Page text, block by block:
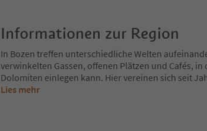
Informationen zur Region
In Bozen treffen unterschiedliche Welten
verwinkelten Gassen, offenen Plätzen und Cafés,
Dolomiten einlegen kann. Hier vereinen sich seit
Lies mehr